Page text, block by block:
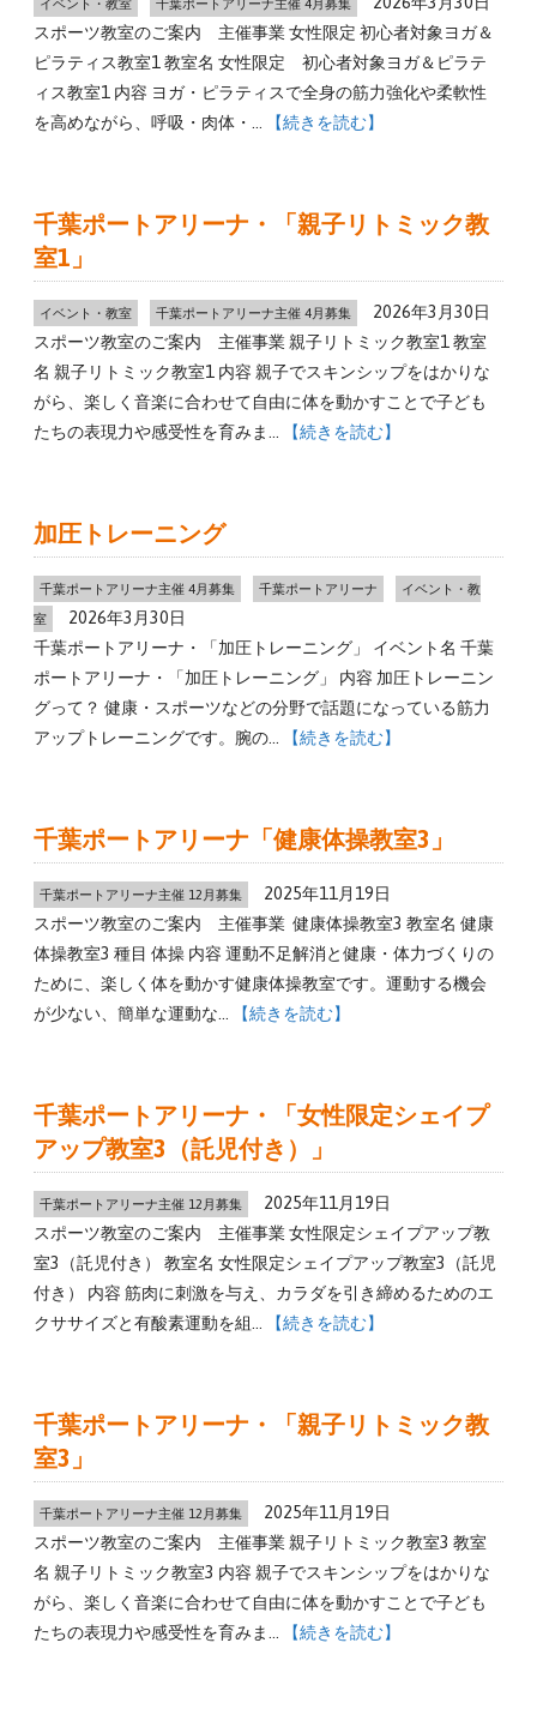
イベント・教室 千葉ポートアリーナ主催 4月募集
スポーツ教室のご案内 主催事業 女性限定 初心者対象ヨガ＆
ピラティス教室1 教室名 女性限定 初心者対象ヨガ＆ピラテ
ィス教室1 内容 ヨガ・ピラティスで全身の筋力強化や柔軟性
を高めながら、呼吸・肉体・…
【続きを読む】
千葉ポートアリーナ・「親子リトミック教
室1」
イベント・教室 千葉ポートアリーナ主催 4月募集
2026年3月30日
スポーツ教室のご案内 主催事業 親子リトミック教室1 教室
名 親子リトミック教室1 内容 親子でスキンシップをはかりな
がら、楽しく音楽に合わせて自由に体を動かすことで子ども
たちの表現力や感受性を育みま…
【続きを読む】
加圧トレーニング
千葉ポートアリーナ主催 4月募集 千葉ポートアリーナ イベント・教
室
2026年3月30日
千葉ポートアリーナ・「加圧トレーニング」 イベント名 千葉
ポートアリーナ・「加圧トレーニング」 内容 加圧トレーニン
グって？ 健康・スポーツなどの分野で話題になっている筋力
アップトレーニングです。腕の…
【続きを読む】
千葉ポートアリーナ「健康体操教室3」
千葉ポートアリーナ主催 12月募集
2025年11月19日
スポーツ教室のご案内 主催事業 健康体操教室3 教室名 健康
体操教室3 種目 体操 内容 運動不足解消と健康・体力づくりの
ために、楽しく体を動かす健康体操教室です。運動する機会
が少ない、簡単な運動な…
【続きを読む】
千葉ポートアリーナ・「女性限定シェイプ
アップ教室3（託児付き）」
千葉ポートアリーナ主催 12月募集
2025年11月19日
スポーツ教室のご案内 主催事業 女性限定シェイプアップ教
室3（託児付き） 教室名 女性限定シェイプアップ教室3（託児
付き） 内容 筋肉に刺激を与え、カラダを引き締めるためのエ
クササイズと有酸素運動を組…
【続きを読む】
千葉ポートアリーナ・「親子リトミック教
室3」
千葉ポートアリーナ主催 12月募集
2025年11月19日
スポーツ教室のご案内 主催事業 親子リトミック教室3 教室
名 親子リトミック教室3 内容 親子でスキンシップをはかりな
がら、楽しく音楽に合わせて自由に体を動かすことで子ども
たちの表現力や感受性を育みま…
【続きを読む】